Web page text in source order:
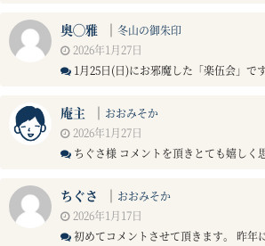
奥◯雅 ｜ 冬山の御朱印
2026年1月27日
1月25日(日)にお邪魔した「楽伍会」で
庵主 ｜ おおみそか
2026年1月27日
ちぐさ様 コメントを頂きとても嬉しく
ちぐさ ｜ おおみそか
2026年1月17日
初めてコメントさせて頂きます。 昨年